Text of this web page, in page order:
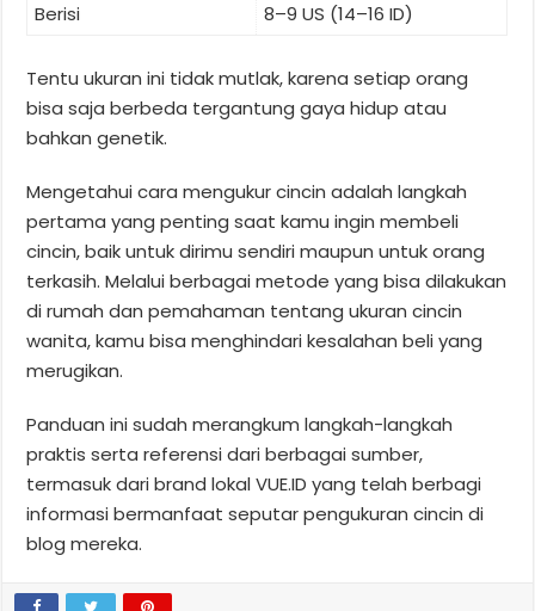
Berisi
8–9 US (14–16 ID)
Tentu ukuran ini tidak mutlak, karena setiap orang
bisa saja berbeda tergantung gaya hidup atau
bahkan genetik.
Mengetahui cara mengukur cincin adalah langkah
pertama yang penting saat kamu ingin membeli
cincin, baik untuk dirimu sendiri maupun untuk orang
terkasih. Melalui berbagai metode yang bisa dilakukan
di rumah dan pemahaman tentang ukuran cincin
wanita, kamu bisa menghindari kesalahan beli yang
merugikan.
Panduan ini sudah merangkum langkah-langkah
praktis serta referensi dari berbagai sumber,
termasuk dari brand lokal VUE.ID yang telah berbagi
informasi bermanfaat seputar pengukuran cincin di
blog mereka.